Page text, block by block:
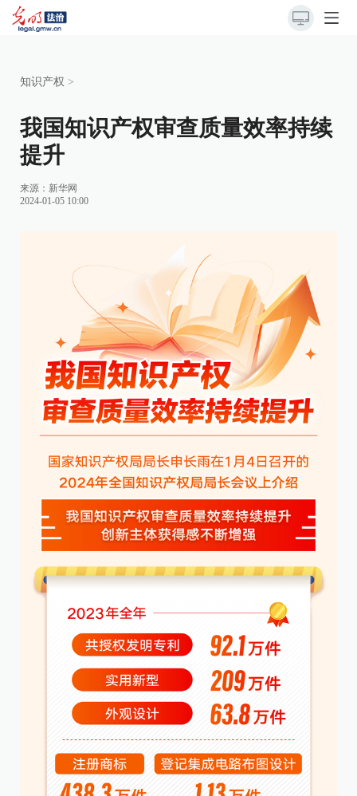
知识产权 >
我国知识产权审查质量效率持续
提升
来源： 新华网
2024-01-05 10:00